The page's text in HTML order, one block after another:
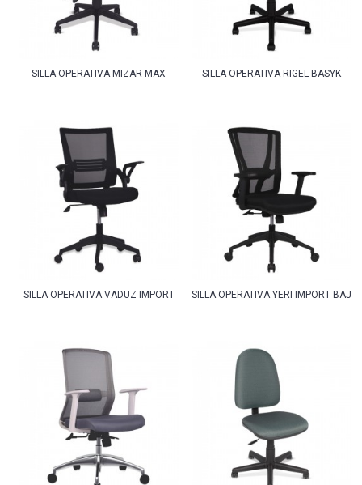
SILLA OPERATIVA MIZAR MAX SILLA OPERATIVA RIGEL BASYK
SILLA OPERATIVA VADUZ IMPORT SILLA OPERATIVA YERI IMPORT BAJO